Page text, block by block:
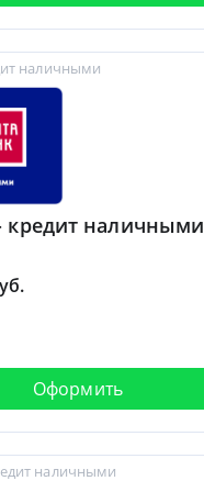
наличными
кредит наличными
Оформить
наличными